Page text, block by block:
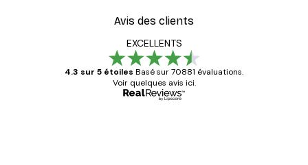
Avis des clients
EXCELLENTS
4.3 sur 5 étoiles Basé sur 70881 évaluations.
Voir quelques avis ici.